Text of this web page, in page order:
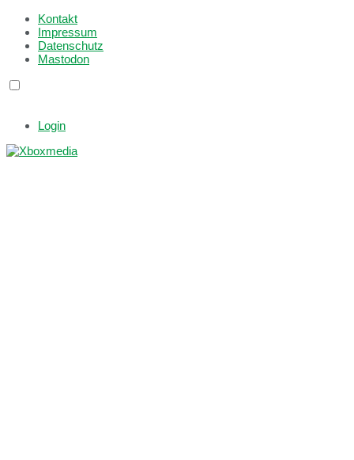
Kontakt
Impressum
Datenschutz
Mastodon
Login